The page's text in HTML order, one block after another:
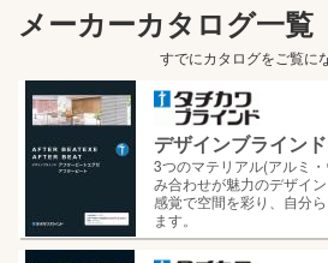
メーカーカタログ一覧
すでにカタログをご覧に
デザインブライン
3つのマテリアル(アルミ
み合わせが魅力のデザイ
感覚で空間を彩り、自分
ます。